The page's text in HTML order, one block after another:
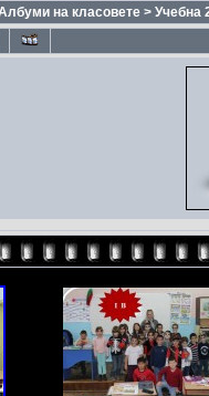
на класовете > Учебна